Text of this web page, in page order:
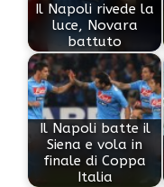
Il Napoli rivede la
luce, Novara
battuto
Il Napoli batte il
Siena e vola in
finale di Coppa
Italia